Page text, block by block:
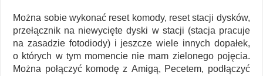
Można sobie wykonać reset komody, reset stacji dysków,
przełącznik na niewycięte dyski w stacji (stacja pracuje
na zasadzie fotodiody) i jeszcze wiele innych dopałek,
o których w tym momencie nie mam zielonego pojęcia.
Można połączyć komodę z Amigą, Pecetem, podłączyć